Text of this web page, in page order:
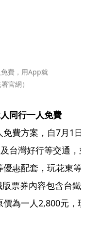
費，用App就
官網）
費方案，自7月1日
台灣好行等交通，
惠配套，玩花東等
票券內容包含台鐵
為一人2,800元，